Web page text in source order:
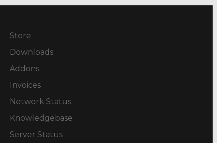
Store
Downloads
Addons
Invoices
Network Status
Knowledgebase
Server Status